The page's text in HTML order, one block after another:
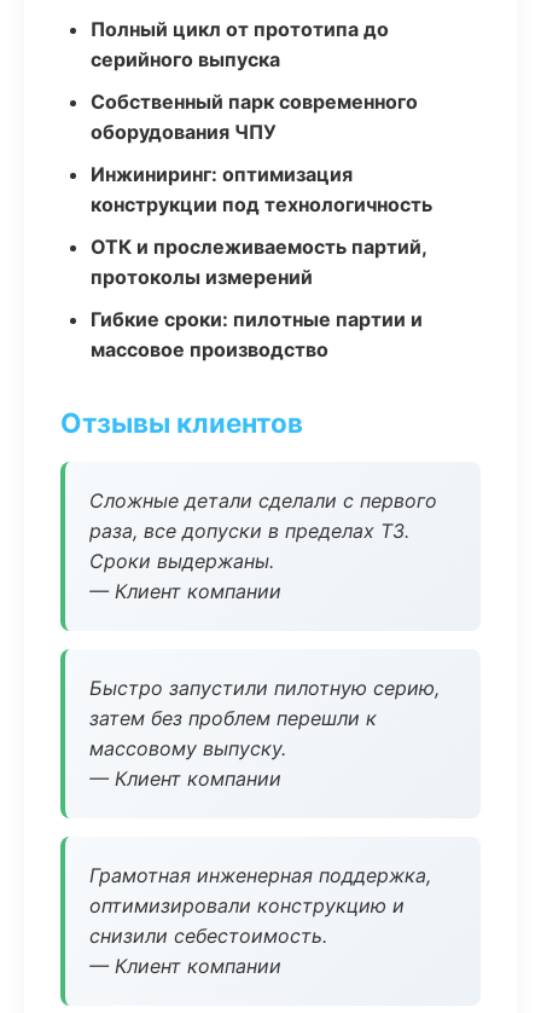
Полный цикл от прототипа до
серийного выпуска
Собственный парк современного
оборудования ЧПУ
Инжиниринг: оптимизация
конструкции под технологичность
ОТК и прослеживаемость партий,
протоколы измерений
Гибкие сроки: пилотные партии и
массовое производство
Отзывы клиентов
Сложные детали сделали с первого
раза, все допуски в пределах ТЗ.
Сроки выдержаны.
— Клиент компании
Быстро запустили пилотную серию,
затем без проблем перешли к
массовому выпуску.
— Клиент компании
Грамотная инженерная поддержка,
оптимизировали конструкцию и
снизили себестоимость.
— Клиент компании